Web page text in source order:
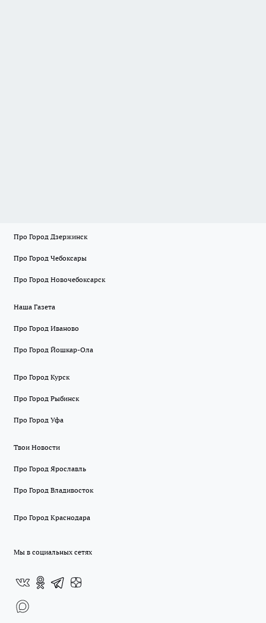
Про Город Дзержинск
Про Город Чебоксары
Про Город Новочебоксарск
Наша Газета
Про Город Иваново
Про Город Йошкар-Ола
Про Город Курск
Про Город Рыбинск
Про Город Уфа
Твои Новости
Про Город Ярославль
Про Город Владивосток
Про Город Краснодара
Мы в социальных сетях